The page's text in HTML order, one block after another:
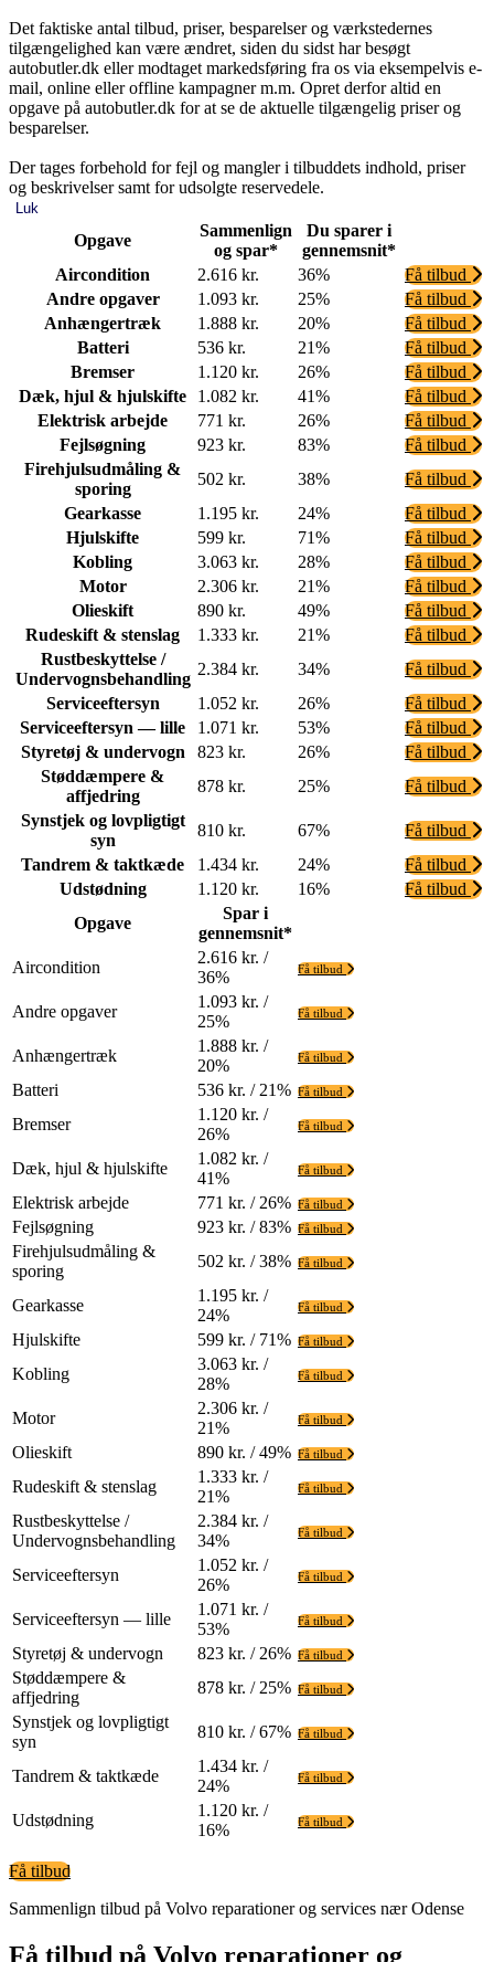
Det faktiske antal tilbud, priser, besparelser og værkstedernes
tilgængelighed kan være ændret, siden du sidst har besøgt
autobutler.dk eller modtaget markedsføring fra os via eksempelvis e-
mail, online eller offline kampagner m.m. Opret derfor altid en
opgave på autobutler.dk for at se de aktuelle tilgængelig priser og
besparelser.
Der tages forbehold for fejl og mangler i tilbuddets indhold, priser
og beskrivelser samt for udsolgte reservedele.
Luk
Opgave
Sammenlign
og spar*
Du sparer i
gennemsnit*
Aircondition
2.616 kr. 36%
Få tilbud
Andre opgaver
1.093 kr. 25%
Få tilbud
Anhængertræk
1.888 kr. 20%
Få tilbud
Batteri
536 kr. 21%
Få tilbud
Bremser
1.120 kr. 26%
Få tilbud
Dæk, hjul & hjulskifte
1.082 kr. 41%
Få tilbud
Elektrisk arbejde
771 kr. 26%
Få tilbud
Fejlsøgning
923 kr. 83%
Få tilbud
Firehjulsudmåling &
sporing
502 kr. 38%
Få tilbud
Gearkasse
1.195 kr. 24%
Få tilbud
Hjulskifte
599 kr. 71%
Få tilbud
Kobling
3.063 kr. 28%
Få tilbud
Motor
2.306 kr. 21%
Få tilbud
Olieskift
890 kr. 49%
Få tilbud
Rudeskift & stenslag
1.333 kr. 21%
Få tilbud
Rustbeskyttelse /
Undervognsbehandling
2.384 kr. 34%
Få tilbud
Serviceeftersyn
1.052 kr. 26%
Få tilbud
Serviceeftersyn — lille
1.071 kr. 53%
Få tilbud
Styretøj & undervogn
823 kr. 26%
Få tilbud
Støddæmpere &
affjedring
878 kr. 25%
Få tilbud
Synstjek og lovpligtigt
syn
810 kr. 67%
Få tilbud
Tandrem & taktkæde
1.434 kr. 24%
Få tilbud
Udstødning
1.120 kr. 16%
Få tilbud
Opgave
Spar i
gennemsnit*
Aircondition
2.616 kr. /
36%
Få tilbud
Andre opgaver
1.093 kr. /
25%
Få tilbud
Anhængertræk
1.888 kr. /
20%
Få tilbud
Batteri 536 kr. / 21% Få tilbud
Bremser
1.120 kr. /
26%
Få tilbud
Dæk, hjul & hjulskifte
1.082 kr. /
41%
Få tilbud
Elektrisk arbejde 771 kr. / 26% Få tilbud
Fejlsøgning 923 kr. / 83% Få tilbud
Firehjulsudmåling &
sporing
502 kr. / 38% Få tilbud
Gearkasse
1.195 kr. /
24%
Få tilbud
Hjulskifte 599 kr. / 71% Få tilbud
Kobling
3.063 kr. /
28%
Få tilbud
Motor
2.306 kr. /
21%
Få tilbud
Olieskift 890 kr. / 49% Få tilbud
Rudeskift & stenslag
1.333 kr. /
21%
Få tilbud
Rustbeskyttelse /
Undervognsbehandling
2.384 kr. /
34%
Få tilbud
Serviceeftersyn
1.052 kr. /
26%
Få tilbud
Serviceeftersyn — lille
1.071 kr. /
53%
Få tilbud
Styretøj & undervogn 823 kr. / 26% Få tilbud
Støddæmpere &
affjedring
878 kr. / 25% Få tilbud
Synstjek og lovpligtigt
syn
810 kr. / 67% Få tilbud
Tandrem & taktkæde
1.434 kr. /
24%
Få tilbud
Udstødning
1.120 kr. /
16%
Få tilbud
Få tilbud
Sammenlign tilbud på Volvo reparationer og services nær Odense
Få tilbud på Volvo reparationer og